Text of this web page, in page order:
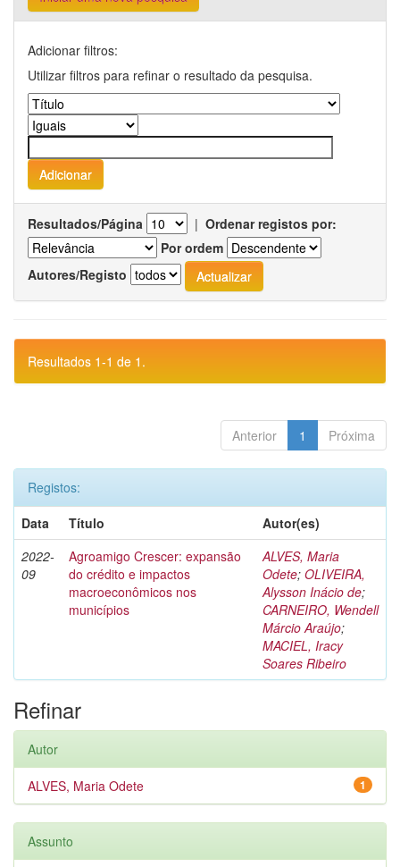
Adicionar filtros:
Utilizar filtros para refinar o resultado da pesquisa.
Resultados/Página | Ordenar registos por:
Por ordem
Autores/Registo
Resultados 1-1 de 1.
Anterior 1 Próxima
Registos:
Data
Título
Autor(es)
2022-
09
Agroamigo Crescer: expansão
do crédito e impactos
macroeconômicos nos
municípios
ALVES, Maria
Odete; OLIVEIRA,
Alysson Inácio de;
CARNEIRO, Wendell
Márcio Araújo;
MACIEL, Iracy
Soares Ribeiro
Refinar
Autor
1
ALVES, Maria Odete
Assunto